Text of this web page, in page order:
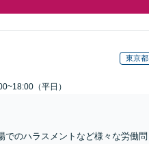
東京都
（平日）
でのハラスメントなど様々な労働問